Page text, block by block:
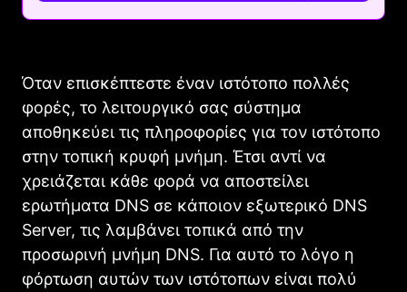
Όταν επισκέπτεστε έναν ιστότοπο πολλές
φορές, το λειτουργικό σας σύστημα
αποθηκεύει τις πληροφορίες για τον ιστότοπο
στην τοπική κρυφή μνήμη. Έτσι αντί να
χρειάζεται κάθε φορά να αποστείλει
ερωτήματα DNS σε κάποιον εξωτερικό DNS
Server, τις λαμβάνει τοπικά από την
προσωρινή μνήμη DNS. Για αυτό το λόγο η
φόρτωση αυτών των ιστότοπων είναι πολύ